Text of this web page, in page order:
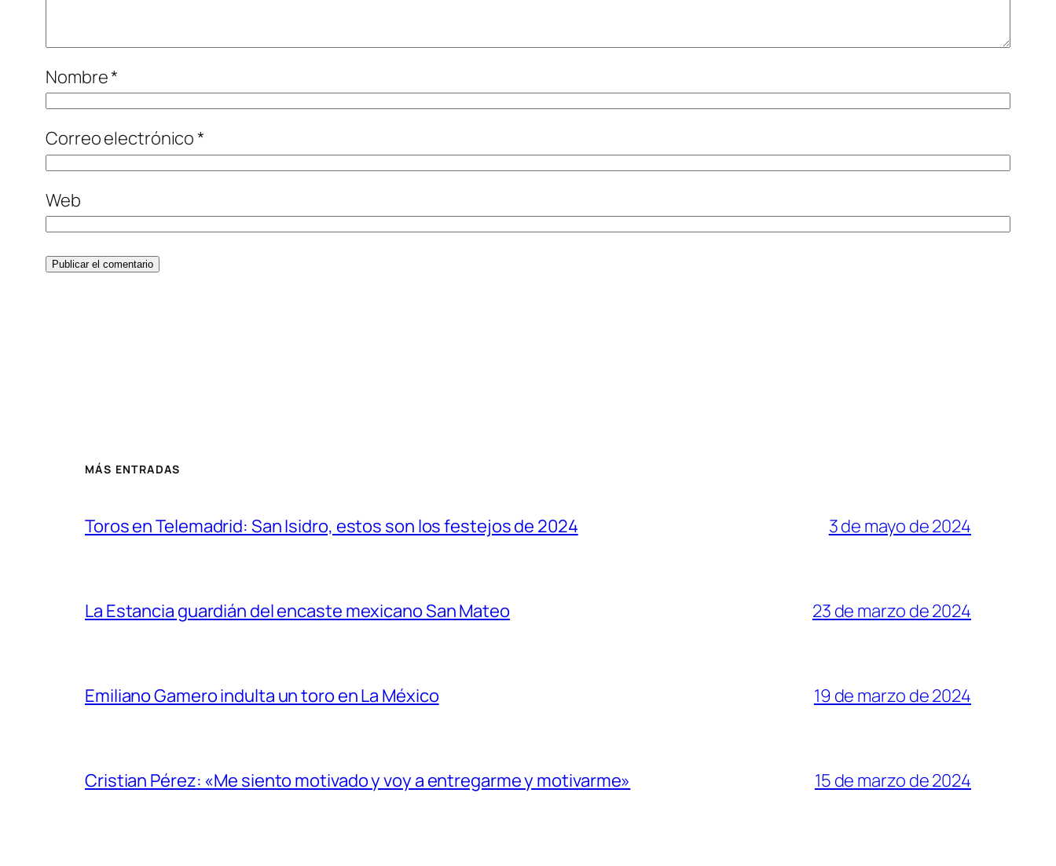
Nombre*
Correo electrónico*
Web
MÁS ENTRADAS
Toros en Telemadrid: San Isidro, estos son los festejos de 2024 3 de mayo de 2024
La Estancia guardián del encaste mexicano San Mateo 23 de marzo de 2024
Emiliano Gamero indulta un toro en La México 19 de marzo de 2024
Cristian Pérez: «Me siento motivado y voy a entregarme y motivarme» 15 de marzo de 2024